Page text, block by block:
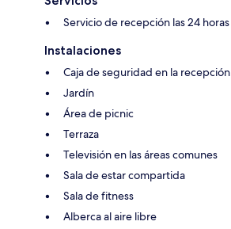
Servicio de recepción las 24 horas
Instalaciones
Caja de seguridad en la recepción
Jardín
Área de picnic
Terraza
Televisión en las áreas comunes
Sala de estar compartida
Sala de fitness
Alberca al aire libre